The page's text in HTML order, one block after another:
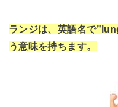
ランジは、英語名で
う意味を持ちます。